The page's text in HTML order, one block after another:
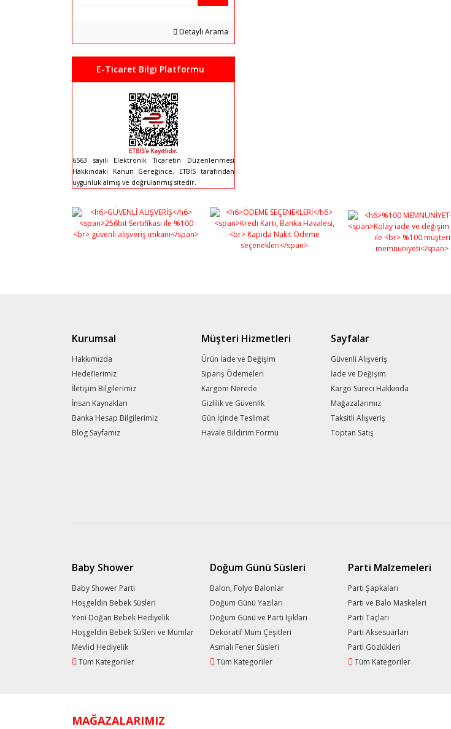
Detaylı Arama
E-Ticaret Bilgi Platformu
6563 sayılı Elektronik Ticaretin Düzenlenmesi
Hakkındaki Kanun Gereğince, ETBİS tarafından
uygunluk almış ve doğrulanmış sitedir.
Kurumsal
Hakkımızda
Hedeflerimiz
İletişim Bilgilerimiz
İnsan Kaynakları
Banka Hesap Bilgilerimiz
Blog Sayfamız
Müşteri Hizmetleri
Ürün İade ve Değişim
Sipariş Ödemeleri
Kargom Nerede
Gizlilik ve Güvenlik
Gün İçinde Teslimat
Havale Bildirim Formu
Sayfalar
Güvenli Alışveriş
İade ve Değişim
Kargo Süreci Hakkında
Mağazalarımız
Taksitli Alışveriş
Toptan Satış
Baby Shower
Baby Shower Parti
Hoşgeldin Bebek Süsleri
Yeni Doğan Bebek Hediyelik
Hoşgeldin Bebek SüSleri ve Mumlar
Mevlid Hediyelik
Tüm Kategoriler
Doğum Günü Süsleri
Balon, Folyo Balonlar
Doğum Günü Yazıları
Doğum Günü ve Parti Işıkları
Dekoratif Mum Çeşitleri
Asmalı Fener Süsleri
Tüm Kategoriler
Parti Malzemeleri
Parti Şapkaları
Parti ve Balo Maskeleri
Parti Taçları
Parti Aksesuarları
Parti Gözlükleri
Tüm Kategoriler
MAĞAZALARIMIZ